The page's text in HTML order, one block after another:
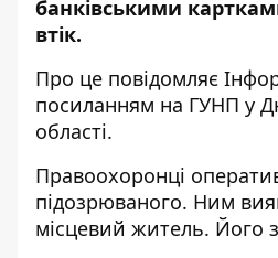
банківськими
втік.
Про це повідомляє
посиланням на ГУНП у
області.
Правоохоронці
підозрюваного. Ним
місцевий житель. Його